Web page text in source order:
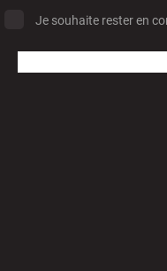
Je souhaite rester en